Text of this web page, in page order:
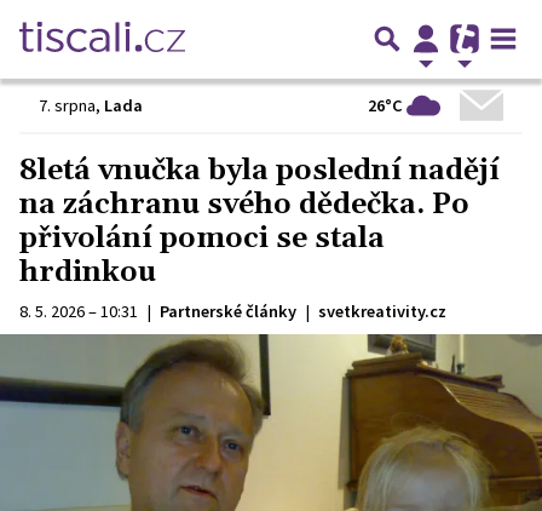
7. srpna, Lada 26°C
8letá vnučka byla poslední nadějí
na záchranu svého dědečka. Po
přivolání pomoci se stala
hrdinkou
8. 5. 2026 – 10:31 | Partnerské články | svetkreativity.cz